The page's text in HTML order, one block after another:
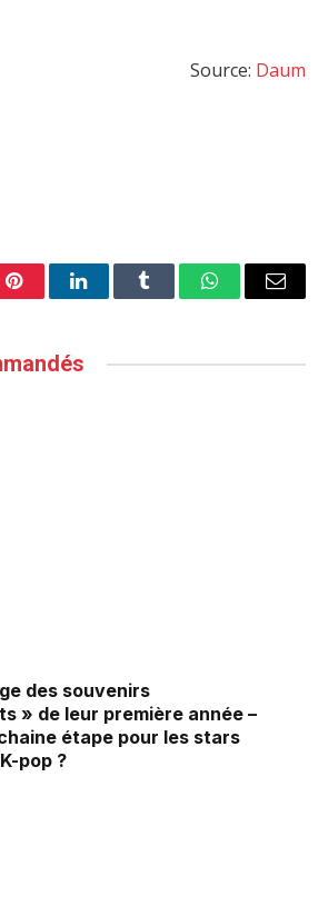
Source: Daum
PinterestLinkedInTumblr WhatsAppEmail
des souvenirs
» de leur première année –
étape pour les stars
pop ?